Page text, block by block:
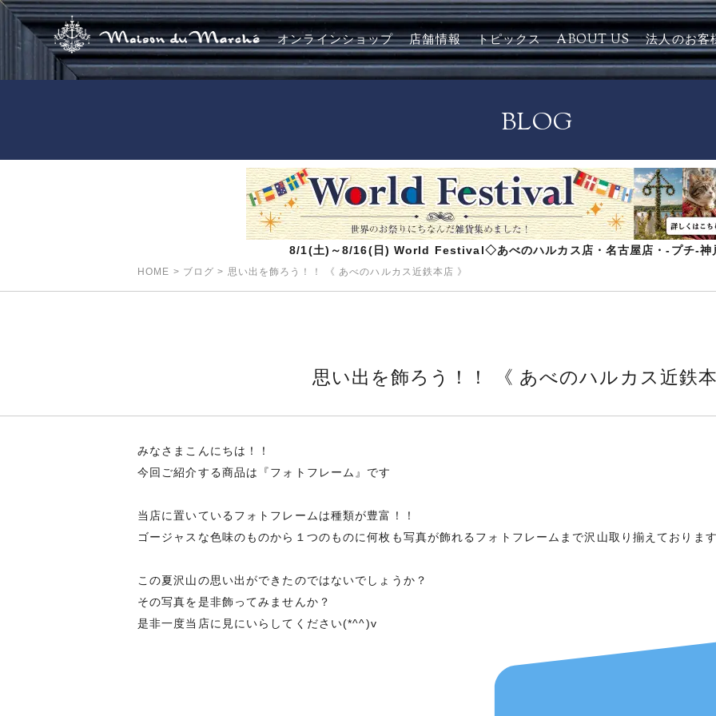
オンラインショップ 店舗情報 トピックス ABOUT US 法人のお客
BLOG
8/1(土)～8/16(日) World Festival◇あべのハルカス店・名古屋店・-プチ-神
HOME > ブログ > 思い出を飾ろう！！ 《 あべのハルカス近鉄本店 》
思い出を飾ろう！！ 《 あべのハルカス近鉄本
みなさまこんにちは！！
今回ご紹介する商品は『フォトフレーム』です
当店に置いているフォトフレームは種類が豊富！！
ゴージャスな色味のものから１つのものに何枚も写真が飾れるフォトフレームまで沢山取り揃えておりま
この夏沢山の思い出ができたのではないでしょうか？
その写真を是非飾ってみませんか？
是非一度当店に見にいらしてください(*^^)v